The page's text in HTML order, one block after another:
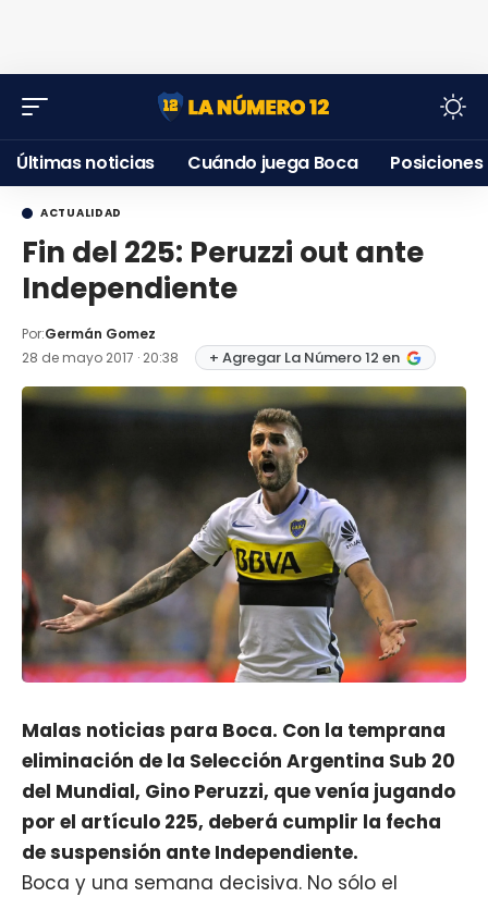
Últimas noticias Cuándo juega Boca Posiciones
ACTUALIDAD
Fin del 225: Peruzzi out ante
Independiente
Por:Germán Gomez
28 de mayo 2017 · 20:38
+ Agregar La Número 12 en
Malas noticias para Boca. Con la temprana
eliminación de la Selección Argentina Sub 20
del Mundial, Gino Peruzzi, que venía jugando
por el artículo 225, deberá cumplir la fecha
de suspensión ante Independiente.
Boca y una semana decisiva. No sólo el